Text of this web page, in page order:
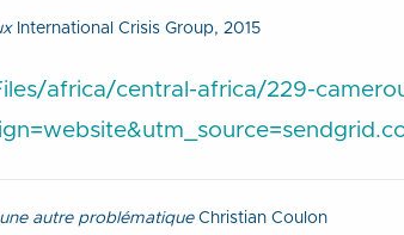
International Crisis Group, 2015
africa/central-africa/229-
autre problématique Christian Coulon